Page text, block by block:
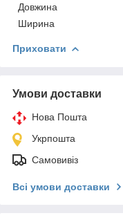
Довжина
Ширина
Приховати
Умови доставки
Нова Пошта
Укрпошта
Самовивіз
Всі умови доставки